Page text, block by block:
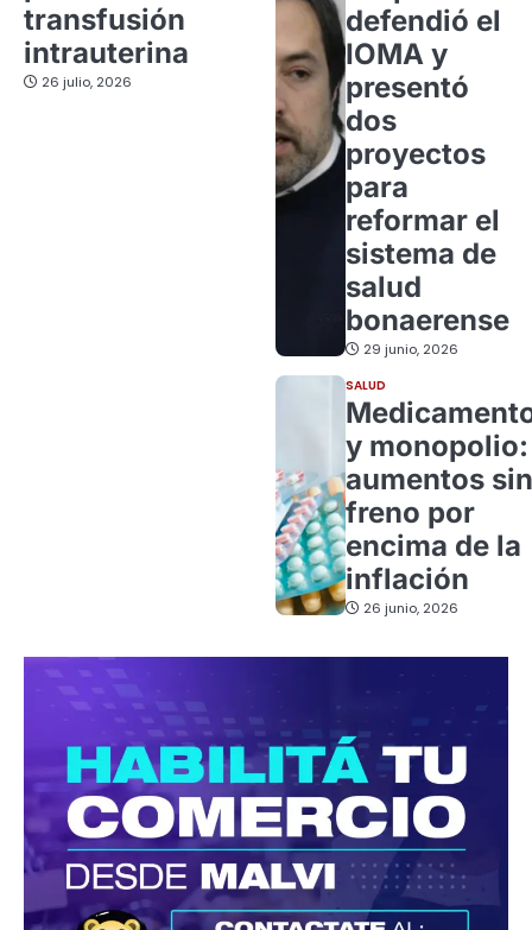
transfusión
intrauterina
26 julio, 2026
defendió el
IOMA y
presentó
dos
proyectos
para
reformar el
sistema de
salud
bonaerense
29 junio, 2026
SALUD
y monopolio:
aumentos sin
freno por
encima de la
inflación
26 junio, 2026